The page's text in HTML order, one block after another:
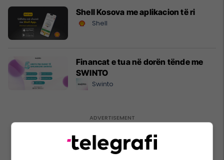
Shell Kosova me aplikacion të ri
Shell
Financat e tua në dorën tënde me
SWINTO
Swinto